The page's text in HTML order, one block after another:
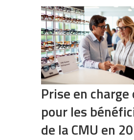
Prise en
pour les
de la CMU en